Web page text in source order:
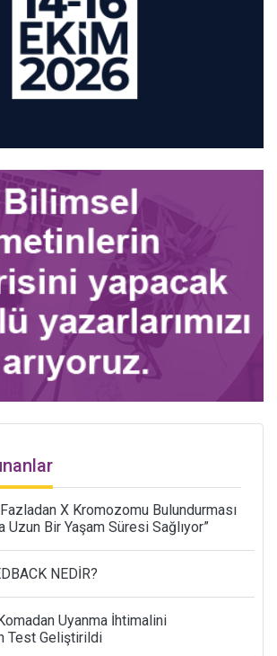
Fazladan X Kromozomu Bulundurması
Uzun Bir Yaşam Süresi Sağlıyor”
NEDİR?
Uyanma İhtimalini
Test Geliştirildi